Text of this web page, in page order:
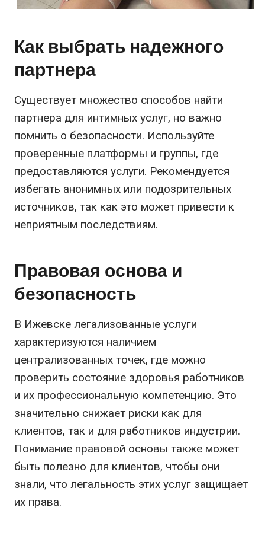
Как выбрать надежного
партнера
Существует множество способов найти
партнера для интимных услуг, но важно
помнить о безопасности. Используйте
проверенные платформы и группы, где
предоставляются услуги. Рекомендуется
избегать анонимных или подозрительных
источников, так как это может привести к
неприятным последствиям.
Правовая основа и
безопасность
В Ижевске легализованные услуги
характеризуются наличием
централизованных точек, где можно
проверить состояние здоровья работников
и их профессиональную компетенцию. Это
значительно снижает риски как для
клиентов, так и для работников индустрии.
Понимание правовой основы также может
быть полезно для клиентов, чтобы они
знали, что легальность этих услуг защищает
их права.